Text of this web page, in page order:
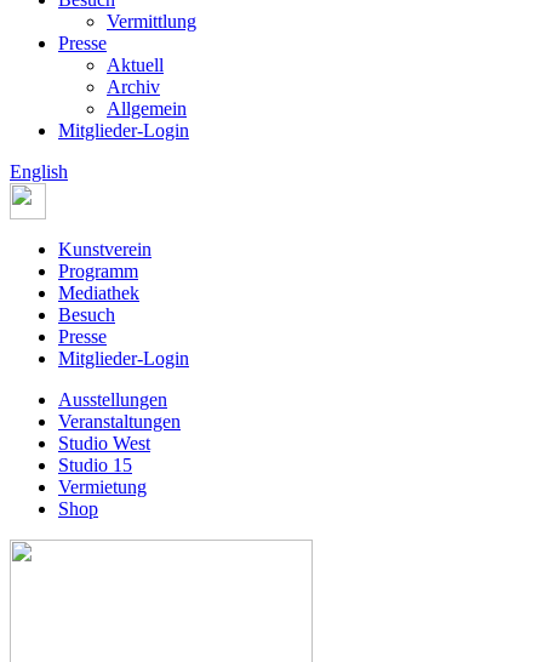
Vermittlung
Presse
Aktuell
Archiv
Allgemein
Mitglieder-Login
English
Kunstverein
Programm
Mediathek
Besuch
Presse
Mitglieder-Login
Ausstellungen
Veranstaltungen
Studio West
Studio 15
Vermietung
Shop